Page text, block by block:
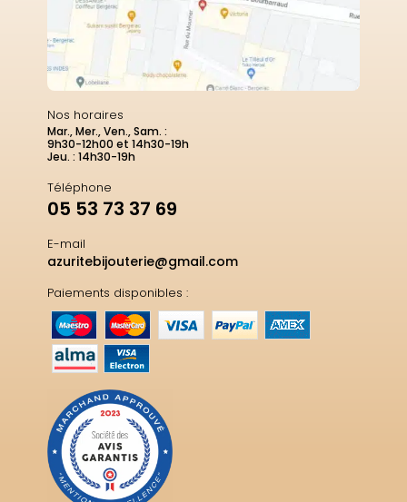
Nos horaires
Mar., Mer., Ven., Sam. :
9h30-12h00 et 14h30-19h
Jeu. : 14h30-19h
Téléphone
05 53 73 37 69
E-mail
azuritebijouterie@gmail.com
Paiements disponibles :